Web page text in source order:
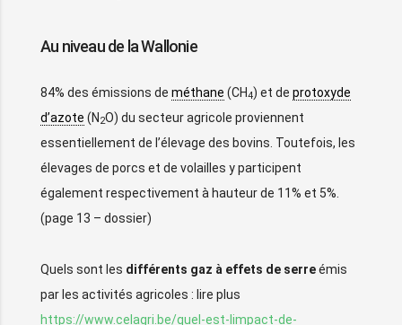
Au niveau de la Wallonie
84% des émissions de méthane (CH4) et de protoxyde
d’azote (N 2O) du secteur agricole proviennent
essentiellement de l’élevage des bovins. Toutefois, les
élevages de porcs et de volailles y participent
également respectivement à hauteur de 11% et 5%.
(page 13 – dossier)
Quels sont les différents gaz à effets de serreémis
par les activités agricoles : lire plus
https://www.celagri.be/quel-est-limpact-de-